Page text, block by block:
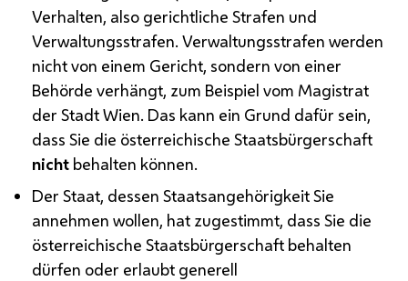
Verhalten, also gerichtliche Strafen und
Verwaltungsstrafen. Verwaltungsstrafen werden
nicht von einem Gericht, sondern von einer
Behörde verhängt, zum Beispiel vom Magistrat
der Stadt Wien. Das kann ein Grund dafür sein,
dass Sie die österreichische Staatsbürgerschaft
nicht behalten können.
Der Staat, dessen Staatsangehörigkeit Sie
annehmen wollen, hat zugestimmt, dass Sie die
österreichische Staatsbürgerschaft behalten
dürfen oder erlaubt generell